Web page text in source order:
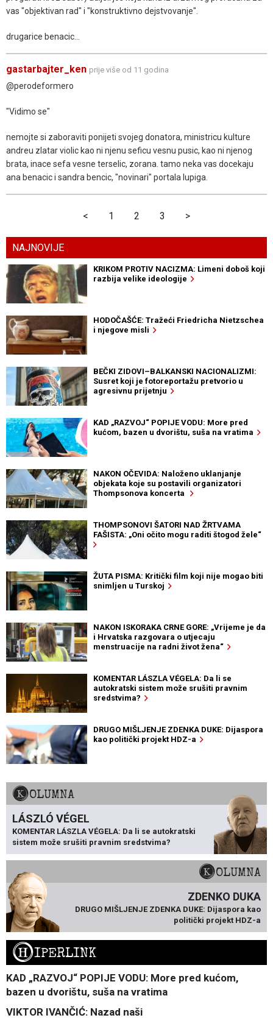
vas "objektivan rad" i "konstruktivno dejstvovanje".
drugarice benacic...
gastarbajter_ken prije više od 11 godina
@perodeformero
"Vidimo se"
nemojte si zaboraviti ponijeti svojeg donatora, ministricu kulture
andreu zlatar violic kao ni njenu seficu vesnu pusic, kao ni njenog
brata, inace sefa vesne terselic, zorana. tamo neka vas docekaju
ana benacic i sandra bencic, "novinari" portala lupiga.
< 1 2 3 >
NAJNOVIJE
KRIKOM PROTIV NACIZMA: Limeni doboš koji
razbija velike ideologije
HODOČAŠĆE: Tražeći Friedricha Nietzschea
i njegove misli
BEČKI ZIDOVI–BALKANSKI NACIONALIZMI:
Susret koji je fotoreportažu pretvorio u
agresivnu prijetnju
KAD „RAZVOJ“ POPIJE VODU: More pred
kućom, bazen u dvorištu, suša na vratima
NAKON OČEVIDA: Naloženo uklanjanje
objekata koje su postavili organizatori
Thompsonova koncerta
THOMPSONOVI ŠATORI NAD ŽRTVAMA
FAŠISTA: „Oni očito mogu raditi štogod žele“
ŽUTA PISMA: Kritički film koji nije mogao biti
snimljen u Turskoj
NAKON ISKORAKA CRNE GORE: „Vrijeme je da
i Hrvatska razgovara o utjecaju
menstruacije na radni život žena“
KOMENTAR LÁSZLA VÉGELA: Da li se
autokratski sistem može srušiti pravnim
sredstvima?
DRUGO MIŠLJENJE ZDENKA DUKE: Dijaspora
kao politički projekt HDZ-a
KOLUMNA
LÁSZLÓ VÉGEL
KOMENTAR LÁSZLA VÉGELA: Da li se autokratski
sistem može srušiti pravnim sredstvima?
KOLUMNA
ZDENKO DUKA
DRUGO MIŠLJENJE ZDENKA DUKE: Dijaspora kao
politički projekt HDZ-a
HIPERLINK
KAD „RAZVOJ“ POPIJE VODU: More pred kućom,
bazen u dvorištu, suša na vratima
VIKTOR IVANČIĆ: Nazad naši